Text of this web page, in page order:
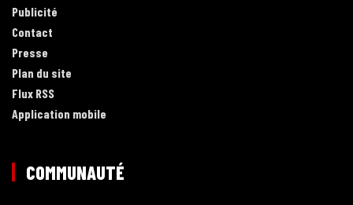
Publicité
Contact
Presse
Plan du site
Flux RSS
Application mobile
COMMUNAUTÉ